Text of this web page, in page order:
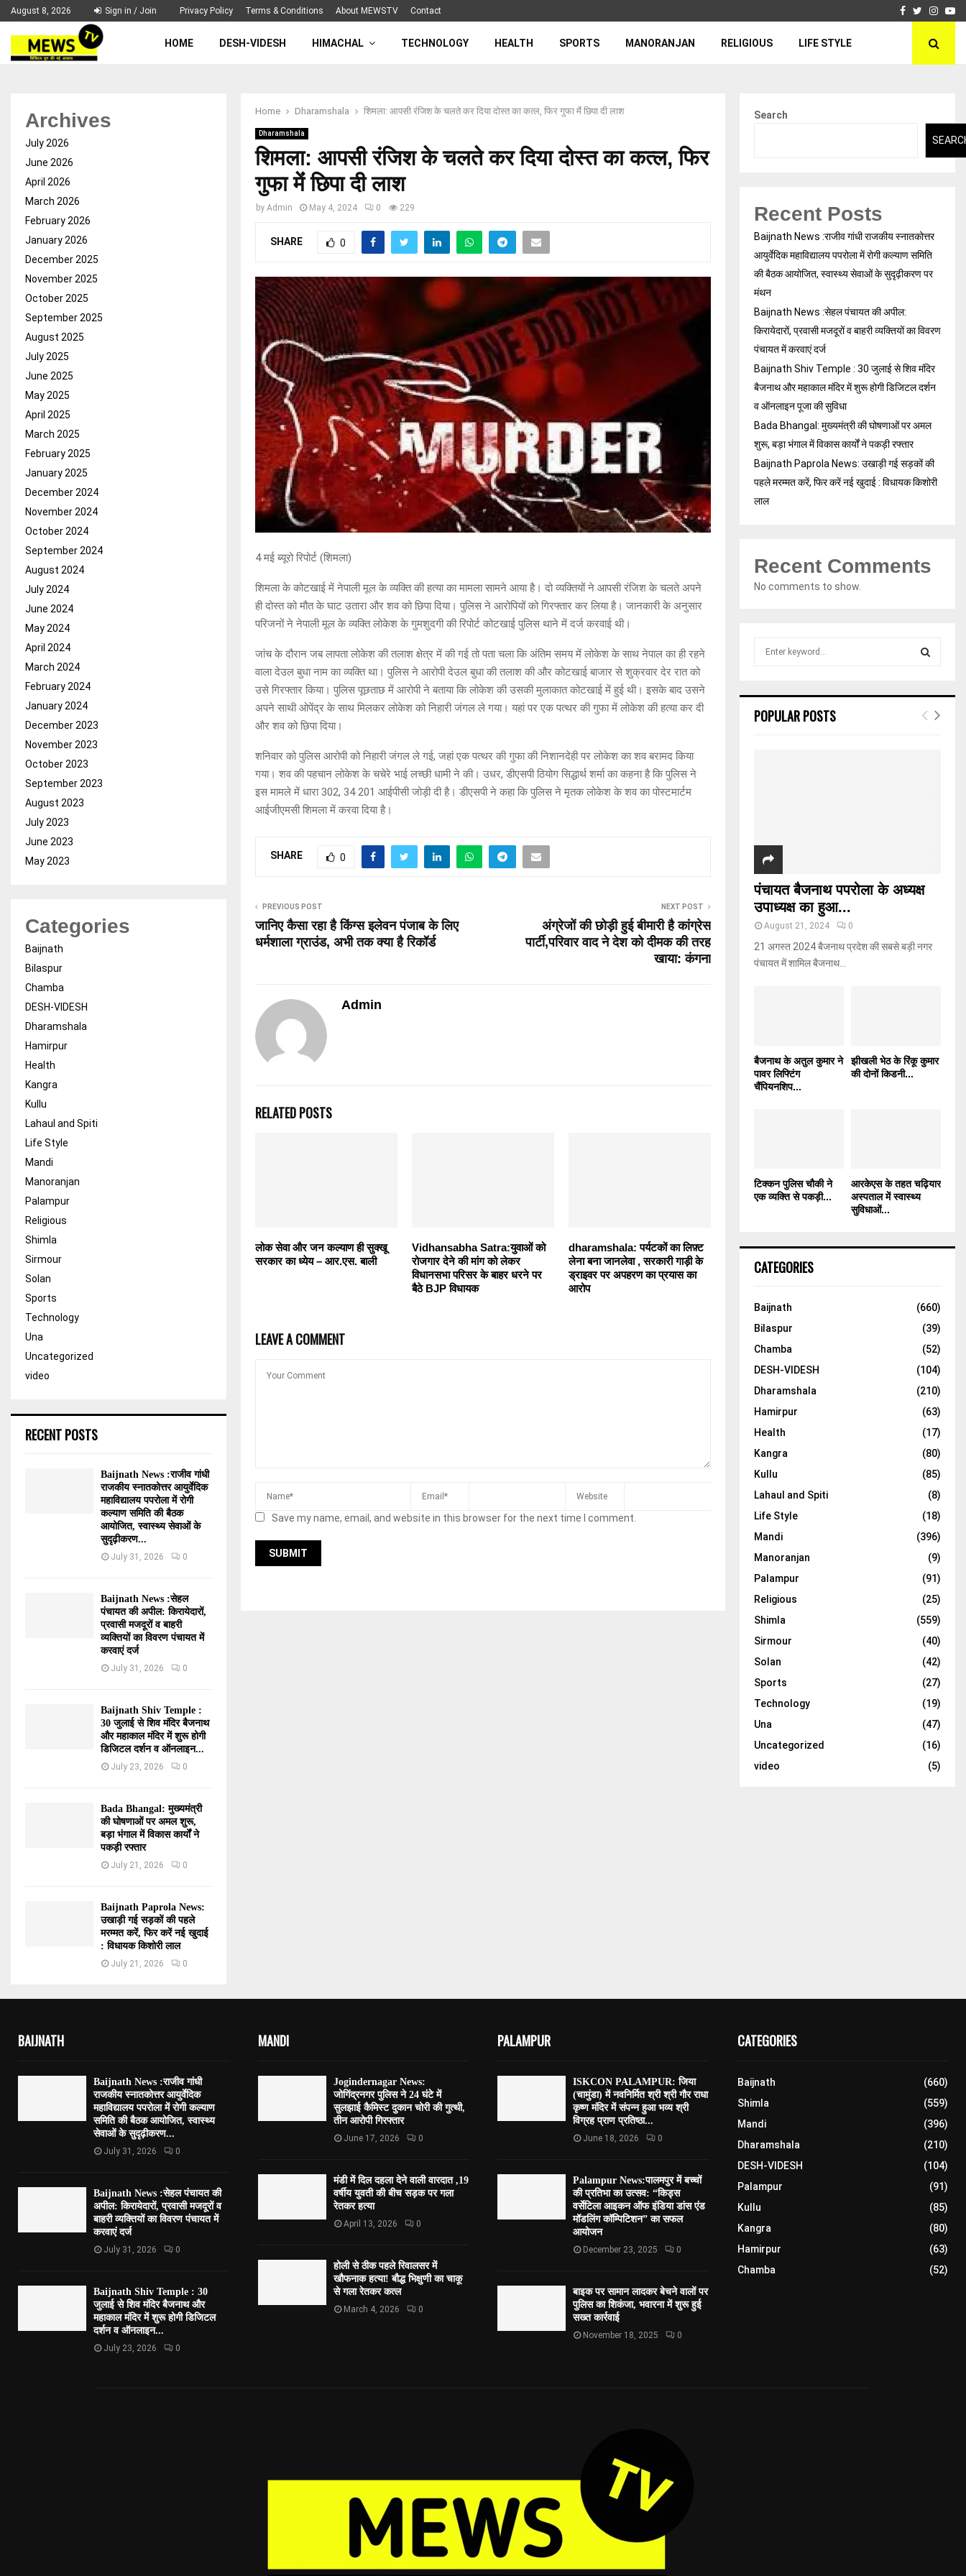
August 8, 2026 Sign in / Join Privacy Policy Terms & Conditions About MEWSTV Contact Facebook
Twitter
HOME DESH-VIDESH HIMACHAL TECHNOLOGY HEALTH SPORTS MANORANJAN RELIGIOUS LIFE STYLE
Home Dharamshala शिमला: आपसी रंजिश के चलते कर दिया दोस्त का कत्ल, फिर गुफा मेंं छिपा दी लाश
Dharamshala
शिमला: आपसी रंजिश के चलते कर दिया दोस्त का कत्ल, फिर
गुफा मेंं छिपा दी लाश
by Admin May 4, 2024 0 229
SHARE 0
4 मई ब्यूरो रिपोर्ट (शिमला)
शिमला के कोटखाई में नेपाली मूल के व्यक्ति की हत्या का मामला सामने आया है। दो व्यक्तियों ने आपसी रंजिश के चलते अपने
ही दोस्त को मौत के घाट उतारा और शव को छिपा दिया। पुलिस ने आरोपियों को गिरफ्तार कर लिया है। जानकारी के अनुसार
परिजनों ने नेपाली मूल के व्यक्ति लोकेश के गुमशुदगी की रिपोर्ट कोटखाई पुलिस थाने में दर्ज करवाई थी।
जांच के दौरान जब लापता लोकेश की तलाश क्षेत्र में की गई तो पता चला कि अंतिम समय में लोकेश के साथ नेपाल का ही रहने
वाला देउल बुधा नाम का व्यक्ति था। पुलिस ने आरोपी देउल बुधा की तलाश की और कोटखाई बाजार से शुक्रवार देर रात को
उसे गिरफ्तार किया। पुलिस पूछताछ में आरोपी ने बताया कि लोकेश की उसकी मुलाकात कोटखाई में हुई थी। इसके बाद उसने
अपने साथी ओपेंद्र के साथ मिलकर लोकेश को निहारी जंगल ले गया। यहां पर एक पत्थर की गुफा में लोकेश की हत्या कर दी
और शव को छिपा दिया।
शनिवार को पुलिस आरोपी को निहारी जंगल ले गई, जहां एक पत्थर की गुफा की निशानदेही पर लोकेश का शव बरामद किया
गया। शव की पहचान लोकेश के चचेरे भाई लच्छी धामी ने की। उधर, डीएसपी ठियोग सिद्धार्थ शर्मा का कहना है कि पुलिस ने
इस मामले में धारा 302, 34 201 आईपीसी जोड़ी दी है। डीएसपी ने कहा कि पुलिस ने मृतक लोकेश के शव का पोस्टमार्टम
आईजीएमसी शिमला में करवा दिया है।
SHARE 0
PREVIOUS POST
जानिए कैसा रहा है किंग्स इलेवन पंजाब के लिए
धर्मशाला ग्राउंड, अभी तक क्या है रिकॉर्ड
NEXT POST
अंग्रेजों की छोड़ी हुई बीमारी है कांग्रेस
पार्टी,परिवार वाद ने देश को दीमक की तरह
खाया: कंगना
Admin
RELATED POSTS
लोक सेवा और जन कल्याण ही सुक्खू
सरकार का ध्येय – आर.एस. बाली
Vidhansabha Satra:युवाओं को
रोजगार देने की मांग को लेकर
विधानसभा परिसर के बाहर धरने पर
बैठे BJP विधायक
dharamshala: पर्यटकों का लिफ़्ट
लेना बना जानलेवा , सरकारी गाड़ी के
ड्राइवर पर अपहरण का प्रयास का
आरोप
LEAVE A COMMENT
Save my name, email, and website in this browser for the next time I comment.
Archives
July 2026
June 2026
April 2026
March 2026
February 2026
January 2026
December 2025
November 2025
October 2025
September 2025
August 2025
July 2025
June 2025
May 2025
April 2025
March 2025
February 2025
January 2025
December 2024
November 2024
October 2024
September 2024
August 2024
July 2024
June 2024
May 2024
April 2024
March 2024
February 2024
January 2024
December 2023
November 2023
October 2023
September 2023
August 2023
July 2023
June 2023
May 2023
Categories
Baijnath
Bilaspur
Chamba
DESH-VIDESH
Dharamshala
Hamirpur
Health
Kangra
Kullu
Lahaul and Spiti
Life Style
Mandi
Manoranjan
Palampur
Religious
Shimla
Sirmour
Solan
Sports
Technology
Una
Uncategorized
video
RECENT POSTS
Baijnath News :राजीव गांधी
राजकीय स्नातकोत्तर आयुर्वेदिक
महाविद्यालय पपरोला में रोगी
कल्याण समिति की बैठक
आयोजित, स्वास्थ्य सेवाओं के
सुदृढ़ीकरण...
July 31, 2026 0
Baijnath News :सेहल
पंचायत की अपील: किरायेदारों,
प्रवासी मजदूरों व बाहरी
व्यक्तियों का विवरण पंचायत में
करवाएं दर्ज
July 31, 2026 0
Baijnath Shiv Temple :
30 जुलाई से शिव मंदिर बैजनाथ
और महाकाल मंदिर में शुरू होगी
डिजिटल दर्शन व ऑनलाइन...
July 23, 2026 0
Bada Bhangal: मुख्यमंत्री
की घोषणाओं पर अमल शुरू,
बड़ा भंगाल में विकास कार्यों ने
पकड़ी रफ्तार
July 21, 2026 0
Baijnath Paprola News:
उखाड़ी गई सड़कों की पहले
मरम्मत करें, फिर करें नई खुदाई
: विधायक किशोरी लाल
July 21, 2026 0
Search
Recent Posts
Baijnath News :राजीव गांधी राजकीय स्नातकोत्तर
आयुर्वेदिक महाविद्यालय पपरोला में रोगी कल्याण समिति
की बैठक आयोजित, स्वास्थ्य सेवाओं के सुदृढ़ीकरण पर
मंथन
Baijnath News :सेहल पंचायत की अपील:
किरायेदारों, प्रवासी मजदूरों व बाहरी व्यक्तियों का विवरण
पंचायत में करवाएं दर्ज
Baijnath Shiv Temple : 30 जुलाई से शिव मंदिर
बैजनाथ और महाकाल मंदिर में शुरू होगी डिजिटल दर्शन
व ऑनलाइन पूजा की सुविधा
Bada Bhangal: मुख्यमंत्री की घोषणाओं पर अमल
शुरू, बड़ा भंगाल में विकास कार्यों ने पकड़ी रफ्तार
Baijnath Paprola News: उखाड़ी गई सड़कों की
पहले मरम्मत करें, फिर करें नई खुदाई : विधायक किशोरी
लाल
Recent Comments
No comments to show.
h
E
POPULAR POSTS
पंचायत बैजनाथ पपरोला के अध्यक्ष
उपाध्यक्ष का हुआ...
August 21, 2024 0
21 अगस्त 2024 बैजनाथ प्रदेश की सबसे बड़ी नगर
पंचायत में शामिल बैजनाथ...
बैजनाथ के अतुल कुमार ने
पावर लिफ्टिंग
चैंपियनशिप...
झीखली भेठ के रिंकू कुमार
की दोनों किडनी...
टिक्कन पुलिस चौकी ने
एक व्यक्ति से पकड़ी...
आरकेएस के तहत चढ़ियार
अस्पताल में स्वास्थ्य
सुविधाओं...
CATEGORIES
Baijnath
(660)
Bilaspur
(39)
Chamba
(52)
DESH-VIDESH
(104)
Dharamshala
(210)
Hamirpur
(63)
Health
(17)
Kangra
(80)
Kullu
(85)
Lahaul and Spiti
(8)
Life Style
(18)
Mandi
(396)
Manoranjan
(9)
Palampur
(91)
Religious
(25)
Shimla
(559)
Sirmour
(40)
Solan
(42)
Sports
(27)
Technology
(19)
Una
(47)
Uncategorized
(16)
video
(5)
BAIJNATH
Baijnath News :राजीव गांधी
राजकीय स्नातकोत्तर आयुर्वेदिक
महाविद्यालय पपरोला में रोगी कल्याण
समिति की बैठक आयोजित, स्वास्थ्य
सेवाओं के सुदृढ़ीकरण...
July 31, 2026 0
Baijnath News :सेहल पंचायत की
अपील: किरायेदारों, प्रवासी मजदूरों व
बाहरी व्यक्तियों का विवरण पंचायत में
करवाएं दर्ज
July 31, 2026 0
Baijnath Shiv Temple : 30
जुलाई से शिव मंदिर बैजनाथ और
महाकाल मंदिर में शुरू होगी डिजिटल
दर्शन व ऑनलाइन...
July 23, 2026 0
MANDI
Jogindernagar News:
जोगिंद्रनगर पुलिस ने 24 घंटे में
सुलझाई कैमिस्ट दुकान चोरी की गुत्थी,
तीन आरोपी गिरफ्तार
June 17, 2026 0
मंडी में दिल दहला देने वाली वारदात ,19
वर्षीय युवती की बीच सड़क पर गला
रेतकर हत्या
April 13, 2026 0
होली से ठीक पहले रिवालसर में
खौफनाक हत्या! बौद्ध भिक्षुणी का चाकू
से गला रेतकर कत्ल
March 4, 2026 0
PALAMPUR
ISKCON PALAMPUR: जिया
(चामुंडा) में नवनिर्मित श्री श्री गौर राधा
कृष्ण मंदिर में संपन्न हुआ भव्य श्री
विग्रह प्राण प्रतिष्ठा...
June 18, 2026 0
Palampur News:पालमपुर में बच्चों
की प्रतिभा का उत्सव: “किड्स
वर्सेटिला आइकन ऑफ इंडिया डांस एंड
मॉडलिंग कॉम्पिटिशन” का सफल
आयोजन
December 23, 2025 0
बाइक पर सामान लादकर बेचने वालों पर
पुलिस का शिकंजा, भवारना में शुरू हुई
सख्त कार्रवाई
November 18, 2025 0
CATEGORIES
Baijnath
(660)
Shimla
(559)
Mandi
(396)
Dharamshala
(210)
DESH-VIDESH
(104)
Palampur
(91)
Kullu
(85)
Kangra
(80)
Hamirpur
(63)
Chamba
(52)